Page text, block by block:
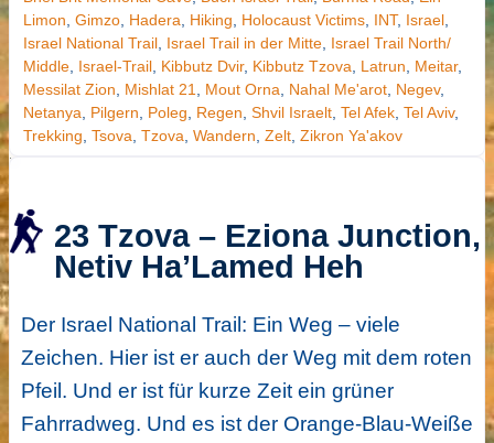
Limon Gimzo, Hadera Hiking Holocaust Victims, INT, Israel,
Israel National Trail, Israel Trail in der Mitte, Israel Trail North/
Middle, Israel-Trail, Kibbutz Dvir, Kibbutz Tzova Latrun Meitar,
Messilat Zion
Mishlat 21 Mout Orna Nahal Me'arot, Negev,
Netanya
Pilgern Poleg Regen Shvil Israelt, Tel Afek, Tel Aviv,
Trekking Tsova Tzova Wandern Zelt, Zikron Ya'akov
23 Tzova – Eziona Junction,
Netiv Ha’Lamed Heh
Der Israel National Trail: Ein Weg – viele
Zeichen. Hier ist er auch der Weg mit dem roten
Pfeil. Und er ist für kurze Zeit ein grüner
Fahrradweg. Und es ist der Orange-Blau-Weiße